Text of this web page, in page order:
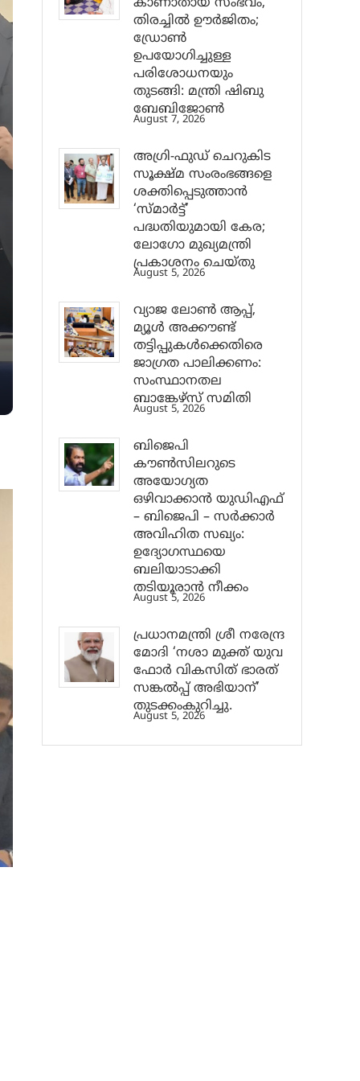
കാണാതായ സംഭവം,
തിരച്ചിൽ ഊർജിതം;
ഡ്രോണ്‍
ഉപയോഗിച്ചുള്ള
പരിശോധനയും
തുടങ്ങി: മന്ത്രി ഷിബു
ബേബിജോണ്‍
August 7, 2026
അഗ്രി-ഫുഡ് ചെറുകിട
സൂക്ഷ്മ സംരംഭങ്ങളെ
ശക്തിപ്പെടുത്താന്‍
‘സ്മാര്‍ട്ട്’
പദ്ധതിയുമായി കേര;
ലോഗോ മുഖ്യമന്ത്രി
പ്രകാശനം ചെയ്തു
August 5, 2026
വ്യാജ ലോൺ ആപ്പ്,
മ്യൂൾ അക്കൗണ്ട്
തട്ടിപ്പുകൾക്കെതിരെ
ജാ​ഗ്രത പാലിക്കണം:
സംസ്ഥാനതല
ബാങ്കേഴ്സ് സമിതി
August 5, 2026
ബിജെപി
കൗൺസിലറുടെ
അയോഗ്യത
ഒഴിവാക്കാൻ യുഡിഎഫ്
– ബിജെപി – സർക്കാർ
അവിഹിത സഖ്യം:
ഉദ്യോഗസ്ഥയെ
ബലിയാടാക്കി
തടിയൂരാൻ നീക്കം
August 5, 2026
പ്രധാനമന്ത്രി ശ്രീ നരേന്ദ്ര
മോദി ‘നശാ മുക്ത് യുവ
ഫോർ വികസിത് ഭാരത്
സങ്കൽപ്പ് അഭിയാന്’
തുടക്കംകുറിച്ചു.
August 5, 2026